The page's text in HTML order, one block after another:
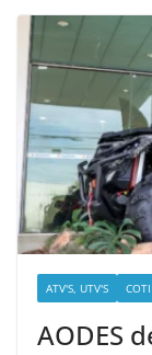
ATV'S, UTV'S
AODES